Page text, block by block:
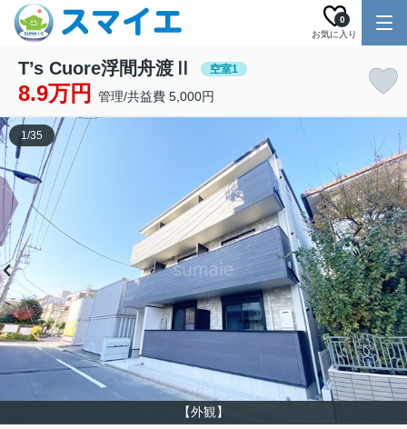
お気に入り
0
T’s Cuore浮間舟渡Ⅱ 空室1
8.9万円 管理/共益費 5,000円
【外観】
1/35